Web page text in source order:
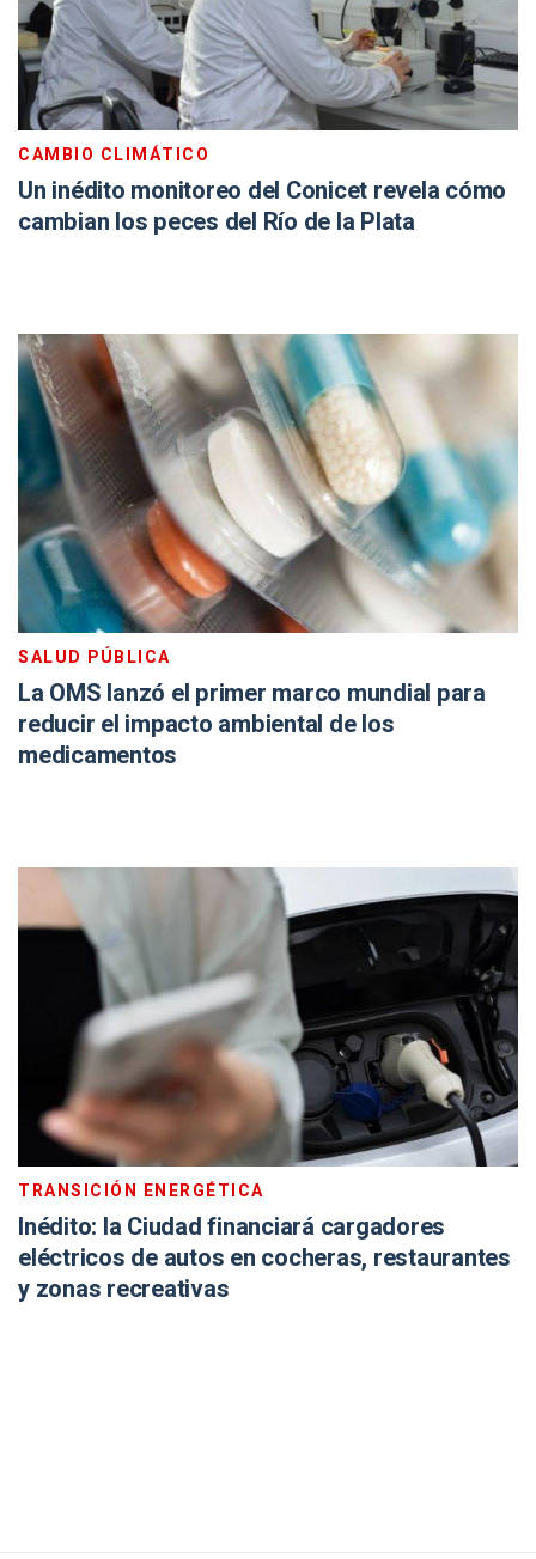
CAMBIO CLIMÁTICO
Un inédito monitoreo del Conicet revela cómo
cambian los peces del Río de la Plata
SALUD PÚBLICA
La OMS lanzó el primer marco mundial para
reducir el impacto ambiental de los
medicamentos
TRANSICIÓN ENERGÉTICA
Inédito: la Ciudad financiará cargadores
eléctricos de autos en cocheras, restaurantes
y zonas recreativas